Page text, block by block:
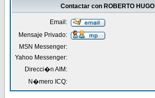
Contactar con ROBERTO HUGO
Email:
Mensaje Privado:
MSN Messenger:
Yahoo Messenger:
Direcci�n AIM:
N�mero ICQ: